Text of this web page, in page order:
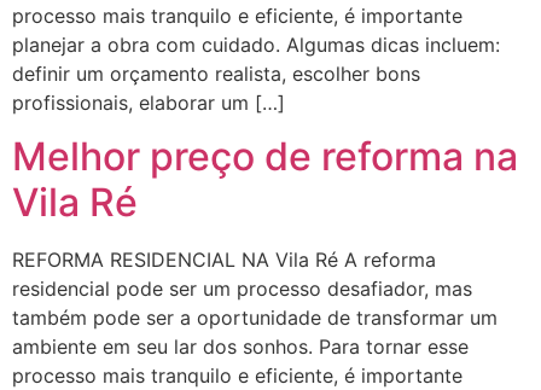
processo mais tranquilo e eficiente, é importante
planejar a obra com cuidado. Algumas dicas incluem:
definir um orçamento realista, escolher bons
profissionais, elaborar um […]
Melhor preço de reforma na
Vila Ré
REFORMA RESIDENCIAL NA Vila Ré A reforma
residencial pode ser um processo desafiador, mas
também pode ser a oportunidade de transformar um
ambiente em seu lar dos sonhos. Para tornar esse
processo mais tranquilo e eficiente, é importante